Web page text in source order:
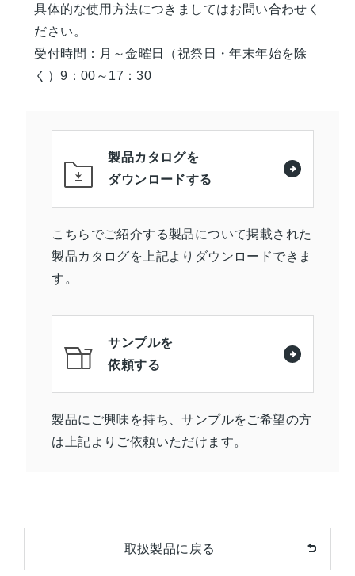
具体的な使用方法につきましてはお問い合わせく
ださい。
受付時間：月～金曜日（祝祭日・年末年始を除
く）9：00～17：30
製品カタログを
ダウンロードする
こちらでご紹介する製品について掲載された
製品カタログを上記よりダウンロードできま
す。
サンプルを
依頼する
製品にご興味を持ち、サンプルをご希望の方
は上記よりご依頼いただけます。
取扱製品に戻る